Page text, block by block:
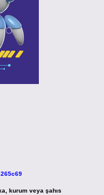
kurum veya şahıs